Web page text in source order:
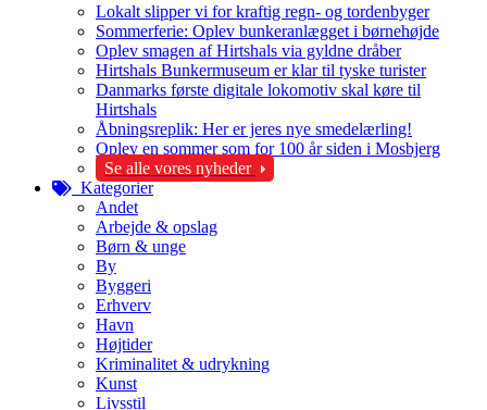
Lokalt slipper vi for kraftig regn- og tordenbyger
Sommerferie: Oplev bunkeranlægget i børnehøjde
Oplev smagen af Hirtshals via gyldne dråber
Hirtshals Bunkermuseum er klar til tyske turister
Danmarks første digitale lokomotiv skal køre til
Hirtshals
Åbningsreplik: Her er jeres nye smedelærling!
Oplev en sommer som for 100 år siden i Mosbjerg
Se alle vores nyheder
Kategorier
Andet
Arbejde & opslag
Børn & unge
By
Byggeri
Erhverv
Havn
Højtider
Kriminalitet & udrykning
Kunst
Livsstil